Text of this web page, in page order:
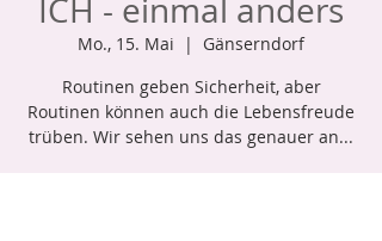
ICH - einmal anders
Mo., 15. Mai
  |
Gänserndorf
Routinen geben Sicherheit, aber
Routinen können auch die Lebensfreude
trüben. Wir sehen uns das genauer an...